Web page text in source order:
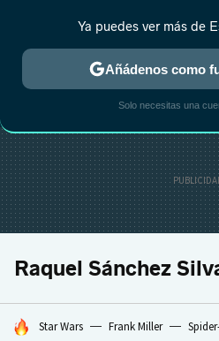
ESTRENOS REALITY
Raquel Sánchez
HOY SE HABLA DE
Star Wars Frank Miller
Ya puedes ver más de
Añádenos como
Solo necesitas una